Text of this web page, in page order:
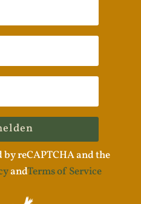
by reCAPTCHA and the
andTerms of Service